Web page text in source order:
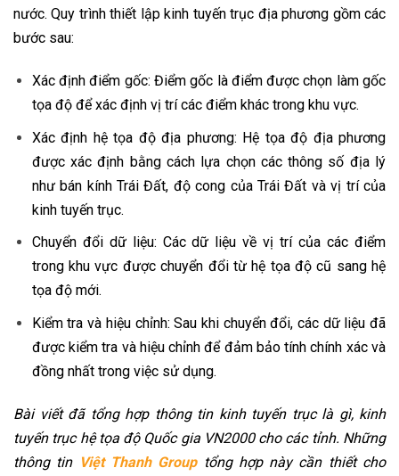
nước. Quy trình thiết lập kinh tuyến trục địa phương gồm các
bước sau:
Xác định điểm gốc: Điểm gốc là điểm được chọn làm gốc
tọa độ để xác định vị trí các điểm khác trong khu vực.
Xác định hệ tọa độ địa phương: Hệ tọa độ địa phương
được xác định bằng cách lựa chọn các thông số địa lý
như bán kính Trái Đất, độ cong của Trái Đất và vị trí của
kinh tuyến trục.
Chuyển đổi dữ liệu: Các dữ liệu về vị trí của các điểm
trong khu vực được chuyển đổi từ hệ tọa độ cũ sang hệ
tọa độ mới.
Kiểm tra và hiệu chỉnh: Sau khi chuyển đổi, các dữ liệu đã
được kiểm tra và hiệu chỉnh để đảm bảo tính chính xác và
đồng nhất trong việc sử dụng.
Bài viết đã tổng hợp thông tin kinh tuyến trục là gì, kinh
tuyến trục hệ tọa độ Quốc gia VN2000 cho các tỉnh. Những
thông tin Việt Thanh Grouptổng hợp này cần thiết cho